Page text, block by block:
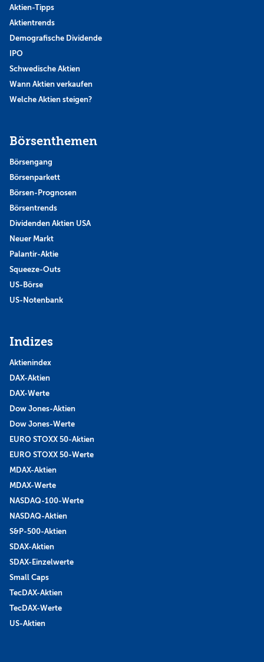
Aktien-Tipps
Aktientrends
Demografische Dividende
IPO
Schwedische Aktien
Wann Aktien verkaufen
Welche Aktien steigen?
Börsenthemen
Börsengang
Börsenparkett
Börsen-Prognosen
Börsentrends
Dividenden Aktien USA
Neuer Markt
Palantir-Aktie
Squeeze-Outs
US-Börse
US-Notenbank
Indizes
Aktienindex
DAX-Aktien
DAX-Werte
Dow Jones-Aktien
Dow Jones-Werte
EURO STOXX 50-Aktien
EURO STOXX 50-Werte
MDAX-Aktien
MDAX-Werte
NASDAQ-100-Werte
NASDAQ-Aktien
S&P-500-Aktien
SDAX-Aktien
SDAX-Einzelwerte
Small Caps
TecDAX-Aktien
TecDAX-Werte
US-Aktien